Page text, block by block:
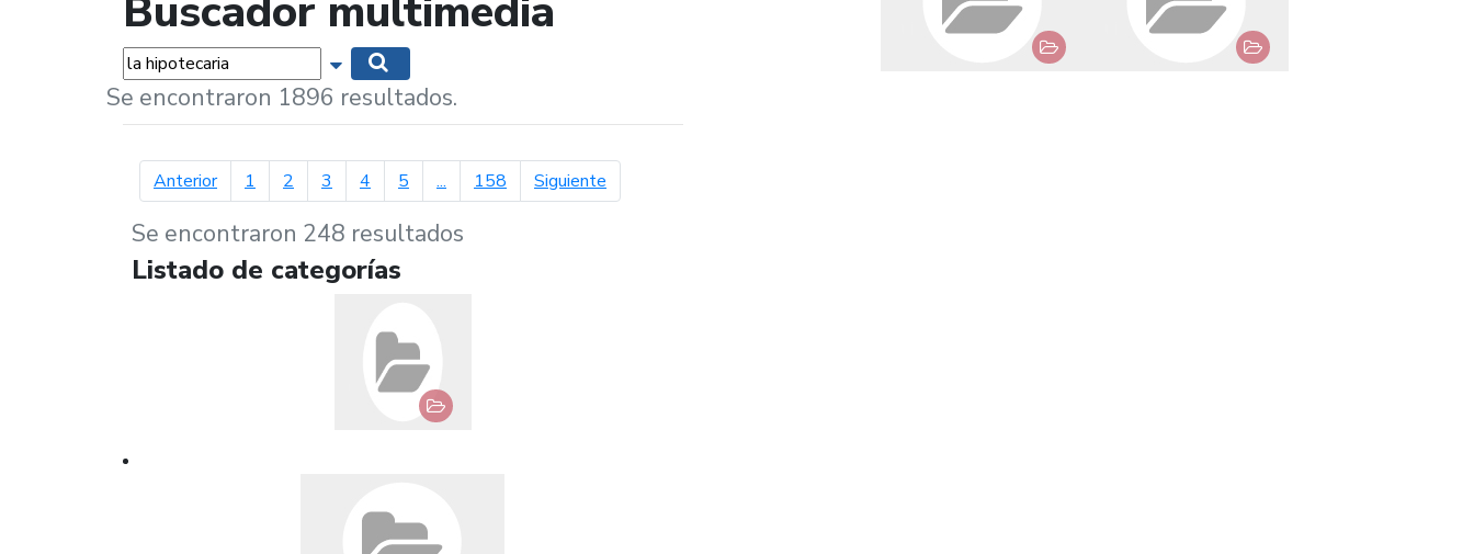
Buscador multimedia
Palabras... Mostrar opciones de búsqueda
Se encontraron 1896 resultados.
Anteriorpágina anterior
1 2 3 4 5 ... 158 Siguientepágina siguiente
Se encontraron 248 resultados
Listado de categorías